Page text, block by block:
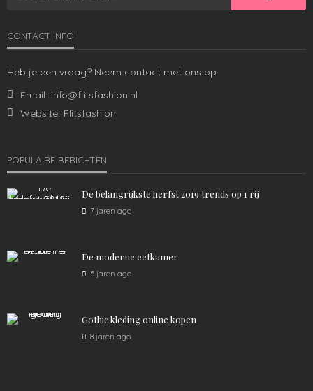
admin 4 jaren ago
MANNEN
CONTACT INFO
Heb je een vraag? Neem contact met ons op.
Email: info@flitsfashion.nl
Website: Flitsfashion
POPULAIRE BERICHTEN
De belangrijkste herfst 2019 trends op 1 rij
7 jaren ago
De moderne eetkamer
5 jaren ago
Gothic kleding online kopen
8 jaren ago